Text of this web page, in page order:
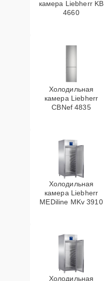
камера Liebherr KB
4660
Холодильная
камера Liebherr
CBNef 4835
Холодильная
камера Liebherr
MEDiline MKv 3910
Холодильная